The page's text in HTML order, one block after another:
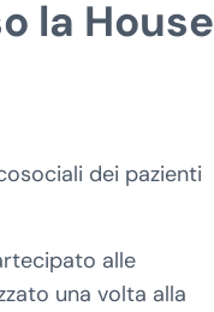
la House
dei pazienti
alle
una volta alla